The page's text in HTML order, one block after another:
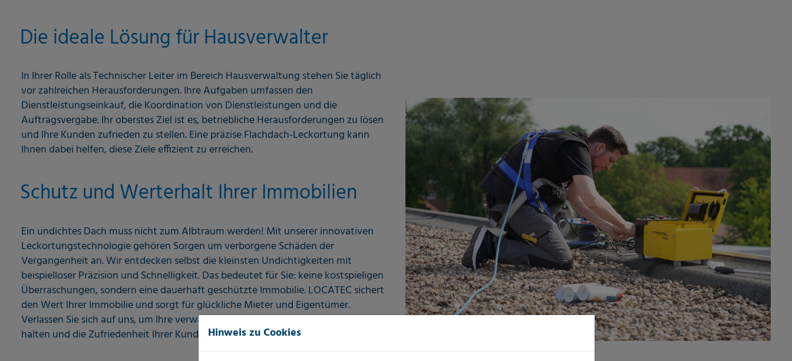
Die ideale Lösung für Hausverwalter
In Ihrer Rolle als Technischer Leiter im Bereich Hausverwaltung stehen Sie täglich
vor zahlreichen Herausforderungen. Ihre Aufgaben umfassen den
Dienstleistungseinkauf, die Koordination von Dienstleistungen und die
Auftragsvergabe. Ihr oberstes Ziel ist es, betriebliche Herausforderungen zu lösen
und Ihre Kunden zufrieden zu stellen. Eine präzise Flachdach-Leckortung kann
Ihnen dabei helfen, diese Ziele effizient zu erreichen.
Schutz und Werterhalt Ihrer Immobilien
Ein undichtes Dach muss nicht zum Albtraum werden! Mit unserer innovativen
Leckortungstechnologie gehören Sorgen um verborgene Schäden der
Vergangenheit an. Wir entdecken selbst die kleinsten Undichtigkeiten mit
beispielloser Präzision und Schnelligkeit. Das bedeutet für Sie: keine kostspieligen
Überraschungen, sondern eine dauerhaft geschützte Immobilie. LOCATEC sichert
den Wert Ihrer Immobilie und sorgt für glückliche Mieter und Eigentümer.
Verlassen Sie sich auf uns, um Ihre verwalteten Gebäude in Top-Zustand zu
halten und die Zufriedenheit Ihrer Kunden zu maximieren!
Hinweis zu Cookies